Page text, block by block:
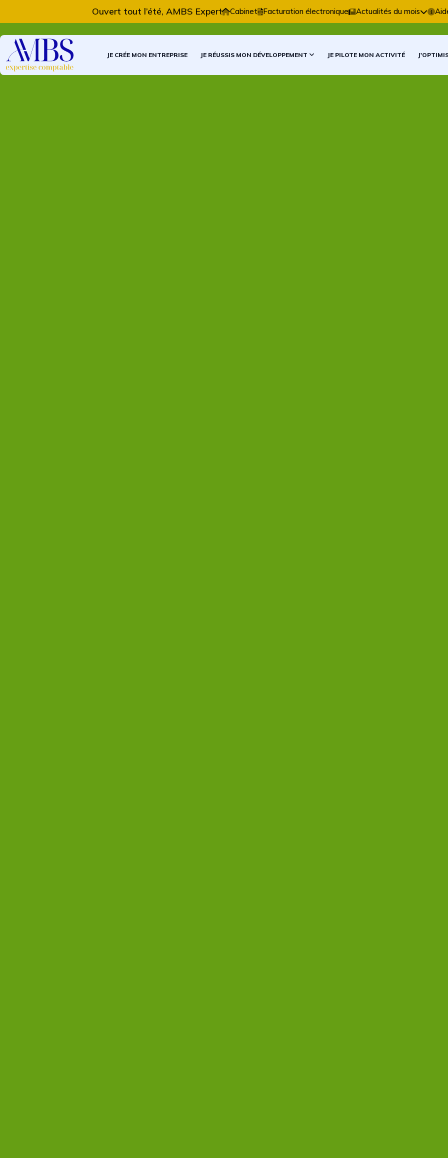
Ouvert tout l’été, AMBS Expertise Comptable vous accompagne dans vos décisions
Cabinet Facturation électronique Actualités du mois
JE CRÉE MON ENTREPRISE JE RÉUSSIS MON DÉVELOPPEMENT JE PILOTE MON ACTIVITÉ